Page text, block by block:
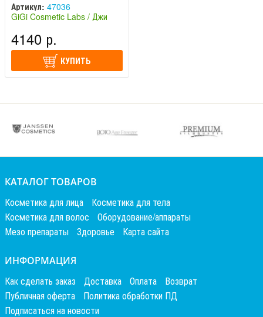
Артикул: 47036
GiGi Cosmetic Labs / Джи
4140 р.
КУПИТЬ
КАТАЛОГ ТОВАРОВ
Косметика для лица
Косметика для тела
Косметика для волос
Оборудование/аппараты
Мезо препараты
Здоровье Карта сайта
ИНФОРМАЦИЯ
Как сделать заказ Доставка Оплата
Возврат
Публичная оферта
Политика обработки ПД
Подписаться на новости